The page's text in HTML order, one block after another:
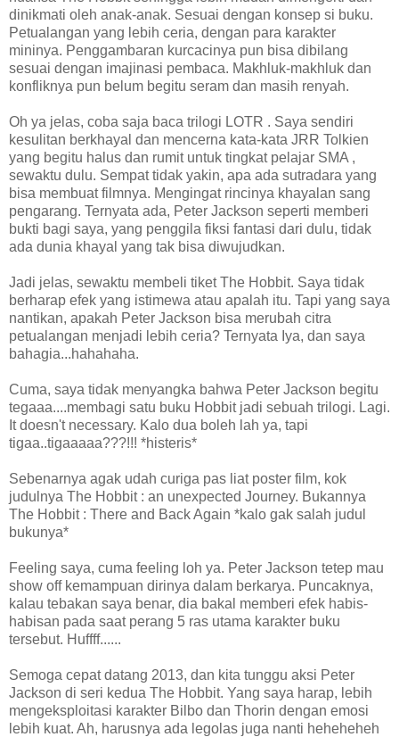
dinikmati oleh anak-anak. Sesuai dengan konsep si buku.
Petualangan yang lebih ceria, dengan para karakter
mininya. Penggambaran kurcacinya pun bisa dibilang
sesuai dengan imajinasi pembaca. Makhluk-makhluk dan
konfliknya pun belum begitu seram dan masih renyah.
Oh ya jelas, coba saja baca trilogi LOTR . Saya sendiri
kesulitan berkhayal dan mencerna kata-kata JRR Tolkien
yang begitu halus dan rumit untuk tingkat pelajar SMA ,
sewaktu dulu. Sempat tidak yakin, apa ada sutradara yang
bisa membuat filmnya. Mengingat rincinya khayalan sang
pengarang. Ternyata ada, Peter Jackson seperti memberi
bukti bagi saya, yang penggila fiksi fantasi dari dulu, tidak
ada dunia khayal yang tak bisa diwujudkan.
Jadi jelas, sewaktu membeli tiket The Hobbit. Saya tidak
berharap efek yang istimewa atau apalah itu. Tapi yang saya
nantikan, apakah Peter Jackson bisa merubah citra
petualangan menjadi lebih ceria? Ternyata Iya, dan saya
bahagia...hahahaha.
Cuma, saya tidak menyangka bahwa Peter Jackson begitu
tegaaa....membagi satu buku Hobbit jadi sebuah trilogi. Lagi.
It doesn't necessary. Kalo dua boleh lah ya, tapi
tigaa..tigaaaaa???!!! *histeris*
Sebenarnya agak udah curiga pas liat poster film, kok
judulnya The Hobbit : an unexpected Journey. Bukannya
The Hobbit : There and Back Again *kalo gak salah judul
bukunya*
Feeling saya, cuma feeling loh ya. Peter Jackson tetep mau
show off kemampuan dirinya dalam berkarya. Puncaknya,
kalau tebakan saya benar, dia bakal memberi efek habis-
habisan pada saat perang 5 ras utama karakter buku
tersebut. Huffff......
Semoga cepat datang 2013, dan kita tunggu aksi Peter
Jackson di seri kedua The Hobbit. Yang saya harap, lebih
mengeksploitasi karakter Bilbo dan Thorin dengan emosi
lebih kuat. Ah, harusnya ada legolas juga nanti heheheheh